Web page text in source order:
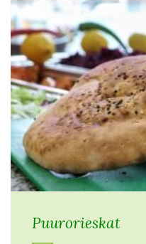
Puurorieskat